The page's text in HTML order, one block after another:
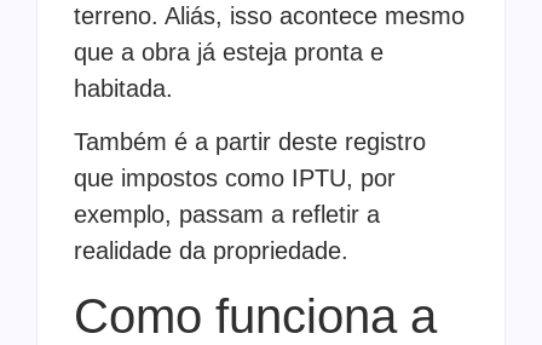
terreno. Aliás, isso acontece mesmo
que a obra já esteja pronta e
habitada.
Também é a partir deste registro
que impostos como IPTU, por
exemplo, passam a refletir a
realidade da propriedade.
Como funciona a